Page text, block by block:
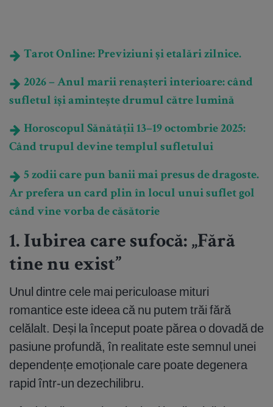
Tarot Online: Previziuni și etalări zilnice.
2026 – Anul marii renașteri interioare: când
sufletul își amintește drumul către lumină
Horoscopul Sănătății 13–19 octombrie 2025:
Când trupul devine templul sufletului
5 zodii care pun banii mai presus de dragoste.
Ar prefera un card plin în locul unui suflet gol
când vine vorba de căsătorie
1. Iubirea care sufocă: „Fără
tine nu exist”
Unul dintre cele mai periculoase mituri
romantice este ideea că nu putem trăi fără
celălalt. Deși la început poate părea o dovadă de
pasiune profundă, în realitate este semnul unei
dependențe emoționale care poate degenera
rapid într-un dezechilibru.